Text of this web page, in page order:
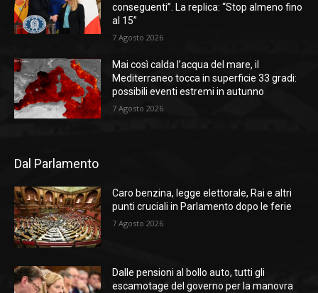
conseguenti”. La replica: “Stop almeno fino
al 15”
7 Agosto 2026
Mai così calda l’acqua del mare, il
Mediterraneo tocca in superficie 33 gradi:
possibili eventi estremi in autunno
7 Agosto 2026
Dal Parlamento
Caro benzina, legge elettorale, Rai e altri
punti cruciali in Parlamento dopo le ferie
7 Agosto 2026
Dalle pensioni al bollo auto, tutti gli
escamotage del governo per la manovra